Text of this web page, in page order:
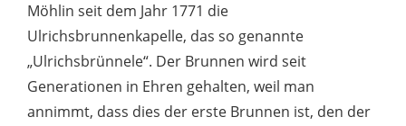
Möhlin seit dem Jahr 1771 die
Ulrichsbrunnenkapelle, das so genannte
„Ulrichsbrünnele“. Der Brunnen wird seit
Generationen in Ehren gehalten, weil man
annimmt, dass dies der erste Brunnen ist, den der